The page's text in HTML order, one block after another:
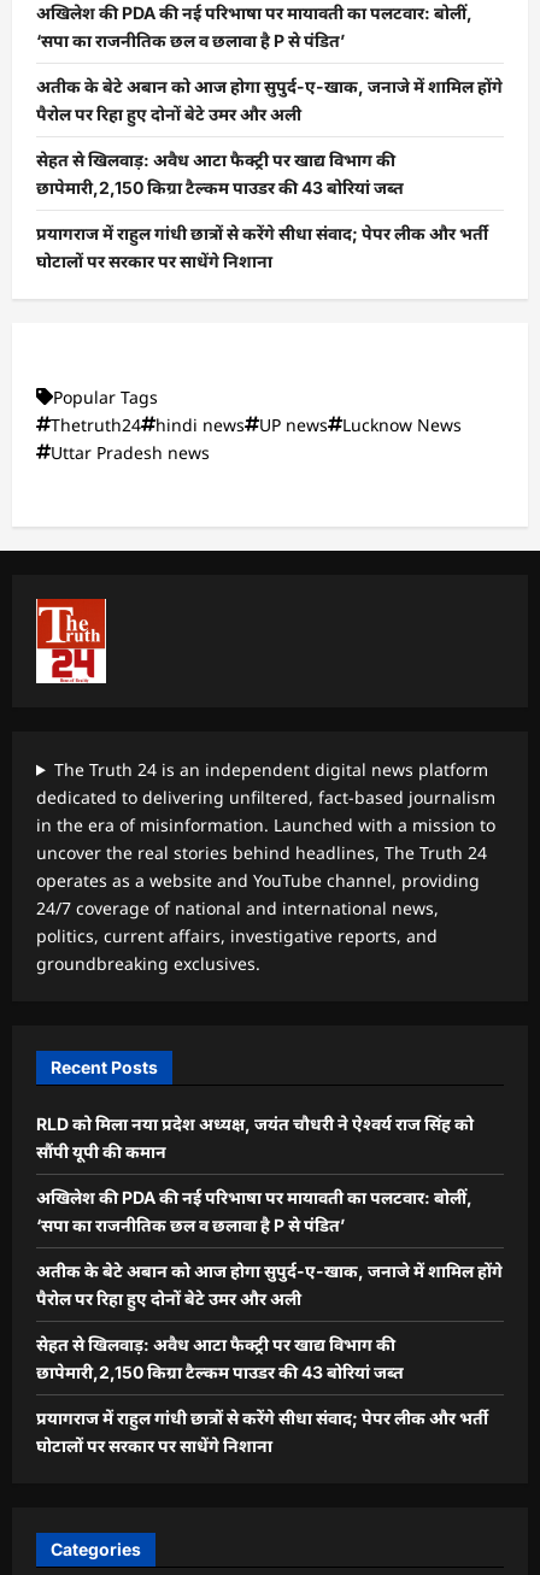
अखिलेश की PDA की नई परिभाषा पर मायावती का पलटवार: बोलीं,
‘सपा का राजनीतिक छल व छलावा है P से पंडित’
अतीक के बेटे अबान को आज होगा सुपुर्द-ए-खाक, जनाजे में शामिल होंगे
पैरोल पर रिहा हुए दोनों बेटे उमर और अली
सेहत से खिलवाड़: अवैध आटा फैक्ट्री पर खाद्य विभाग की
छापेमारी,2,150 किग्रा टैल्कम पाउडर की 43 बोरियां जब्त
प्रयागराज में राहुल गांधी छात्रों से करेंगे सीधा संवाद; पेपर लीक और भर्ती
घोटालों पर सरकार पर साधेंगे निशाना
Popular Tags
Thetruth24
hindi news UP news
Lucknow News
Uttar Pradesh news
The Truth 24 is an independent digital news platform
dedicated to delivering unfiltered, fact-based journalism
in the era of misinformation. Launched with a mission to
uncover the real stories behind headlines, The Truth 24
operates as a website and YouTube channel, providing
24/7 coverage of national and international news,
politics, current affairs, investigative reports, and
groundbreaking exclusives.
Recent Posts
RLD को मिला नया प्रदेश अध्यक्ष, जयंत चौधरी ने ऐश्वर्य राज सिंह को
सौंपी यूपी की कमान
अखिलेश की PDA की नई परिभाषा पर मायावती का पलटवार: बोलीं,
‘सपा का राजनीतिक छल व छलावा है P से पंडित’
अतीक के बेटे अबान को आज होगा सुपुर्द-ए-खाक, जनाजे में शामिल होंगे
पैरोल पर रिहा हुए दोनों बेटे उमर और अली
सेहत से खिलवाड़: अवैध आटा फैक्ट्री पर खाद्य विभाग की
छापेमारी,2,150 किग्रा टैल्कम पाउडर की 43 बोरियां जब्त
प्रयागराज में राहुल गांधी छात्रों से करेंगे सीधा संवाद; पेपर लीक और भर्ती
घोटालों पर सरकार पर साधेंगे निशाना
Categories